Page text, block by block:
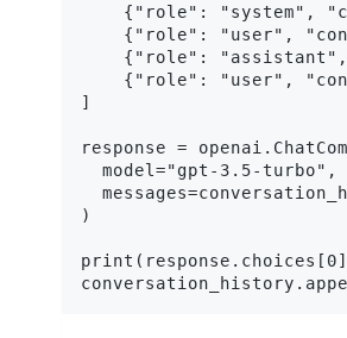
{"role": "system",
{"role": "user",
{"role": "assistant",
{"role": "user",
]
response =
  model="gpt-3.5-turbo",
)